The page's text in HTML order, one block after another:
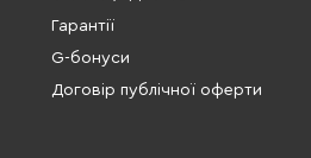
Гарантії
G-бонуси
Договір публічної оферти